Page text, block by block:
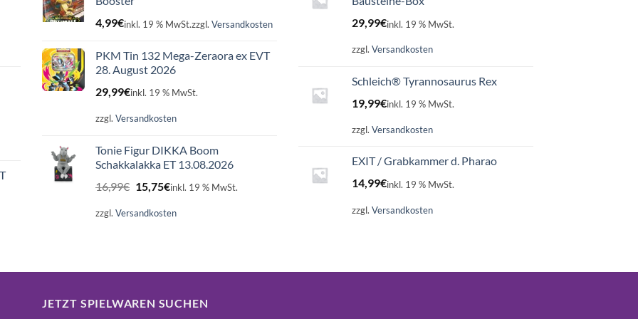
4,99€inkl. 19 % MwSt.zzgl. Versandkosten
PKM Tin 132 Mega-Zeraora ex EVT
28. August 2026
29,99€inkl. 19 % MwSt.
zzgl. Versandkosten
Tonie Figur DIKKA Boom
Schakkalakka ET 13.08.2026
16,99€ Ursprünglicher
Preis
war:
15,75€Aktueller
ist:
inkl. 19 % MwSt.
zzgl. Versandkosten
29,99€inkl. 19 % MwSt.
zzgl. Versandkosten
Schleich® Tyrannosaurus Rex
19,99€inkl. 19 % MwSt.
zzgl. Versandkosten
EXIT / Grabkammer d. Pharao
14,99€inkl. 19 % MwSt.
zzgl. Versandkosten
JETZT SPIELWAREN SUCHEN